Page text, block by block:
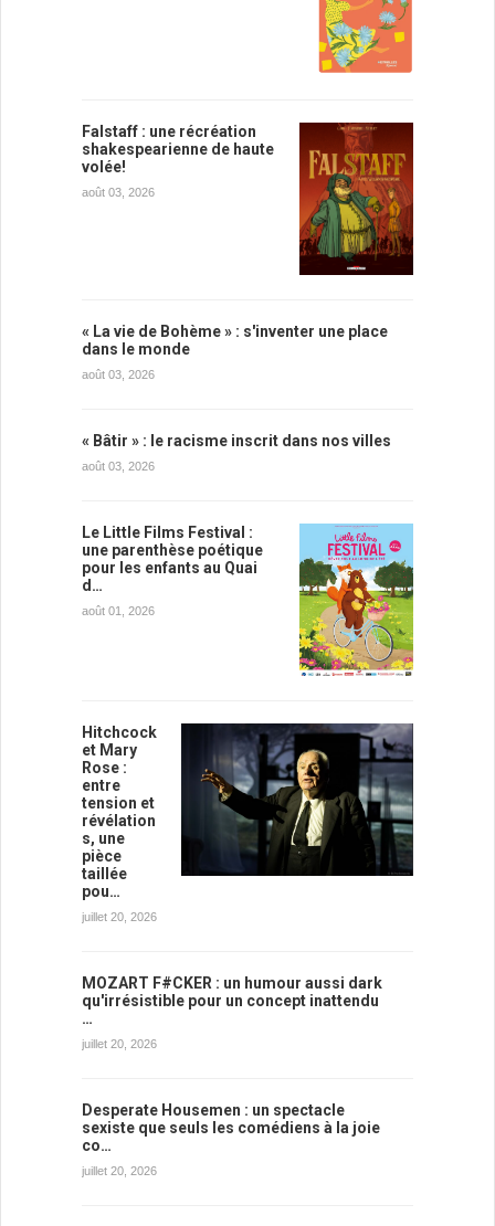
Falstaff : une récréation
shakespearienne de haute
volée!
août 03, 2026
« La vie de Bohème » : s'inventer une place
dans le monde
août 03, 2026
« Bâtir » : le racisme inscrit dans nos villes
août 03, 2026
Le Little Films Festival :
une parenthèse poétique
pour les enfants au Quai
d…
août 01, 2026
Hitchcock
et Mary
Rose :
entre
tension et
révélation
s, une
pièce
taillée
pou…
juillet 20, 2026
MOZART F#CKER : un humour aussi dark
qu'irrésistible pour un concept inattendu
…
juillet 20, 2026
Desperate Housemen : un spectacle
sexiste que seuls les comédiens à la joie
co…
juillet 20, 2026